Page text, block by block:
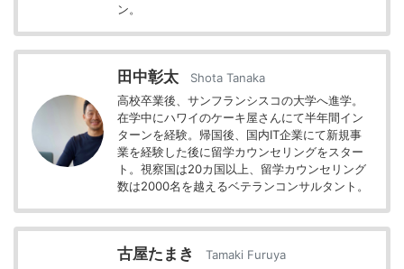
ン。
田中彰太 Shota Tanaka
高校卒業後、サンフランシスコの大学へ進学。
在学中にハワイのケーキ屋さんにて半年間イン
ターンを経験。帰国後、国内IT企業にて新規事
業を経験した後に留学カウンセリングをスター
ト。視察国は20カ国以上、留学カウンセリング
数は2000名を越えるベテランコンサルタント。
古屋たまき
Tamaki Furuya